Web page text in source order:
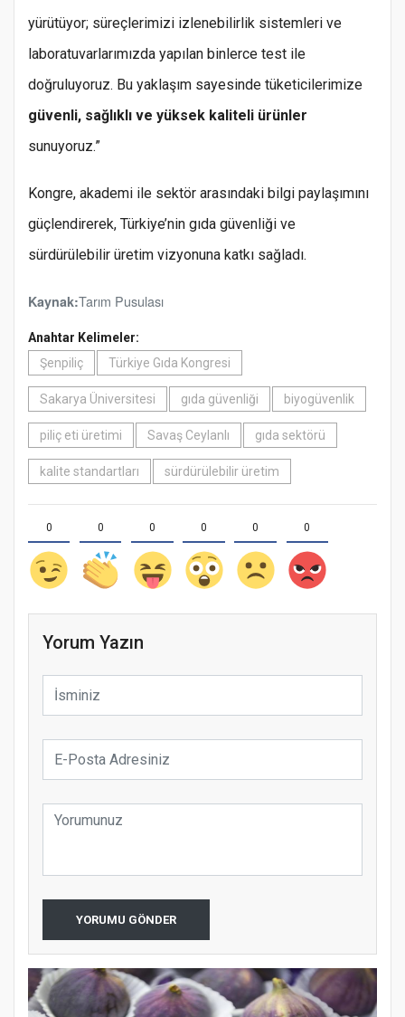
yürütüyor; süreçlerimizi izlenebilirlik sistemleri ve
laboratuvarlarımızda yapılan binlerce test ile
doğruluyoruz. Bu yaklaşım sayesinde tüketicilerimize
güvenli, sağlıklı ve yüksek kaliteli ürünler
sunuyoruz.”
Kongre, akademi ile sektör arasındaki bilgi paylaşımını
güçlendirerek, Türkiye’nin gıda güvenliği ve
sürdürülebilir üretim vizyonuna katkı sağladı.
Kaynak:Tarım Pusulası
Anahtar Kelimeler:
Şenpiliç
Türkiye Gıda Kongresi
Sakarya Üniversitesi gıda güvenliği biyogüvenlik
piliç eti üretimi Savaş Ceylanlı gıda sektörü
kalite standartları sürdürülebilir üretim
0 0 0 0 0 0
Yorum Yazın
YORUMU GÖNDER